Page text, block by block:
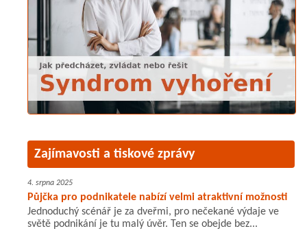
Zajímavosti a tiskové zprávy
4. srpna 2025
Půjčka pro podnikatele nabízí velmi atraktivní možnosti
Jednoduchý scénář je za dveřmi, pro nečekané výdaje ve
světě podnikání je tu malý úvěr. Ten se obejde bez...